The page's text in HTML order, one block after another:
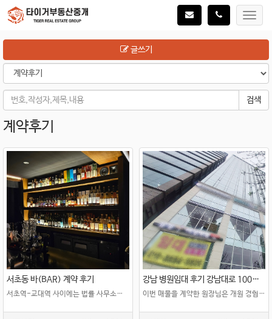
글쓰기
검색
계약후기
서초동 바(BAR) 계약 후기
서초역-교대역 사이에는 법률 사무소들이 모여 있기에 변호사, 법무사님들을 타겟으로..
강남 병원임대 후기 강남대로 100평 매물
이번 매물을 계약한 원장님은 개원 경험이 많은 원장님이셨습니다. 워낙 경험이 많다보니, ..